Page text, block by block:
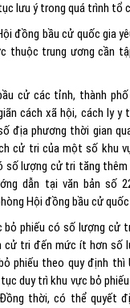
lưu ý trong quá trình tổ
đồng bầu cử quốc gia
thuộc trung ương cần
cử các tỉnh, thành
cách xã hội, cách ly y
địa phương thời gian
cử tri của một số khu
số lượng cử tri tăng
dẫn tại văn bản số
Hội đồng bầu cử
bỏ phiếu có số lượng cử
cử tri đến mức ít hơn
phiếu theo quy định thì
duy trì khu vực bỏ
thời, có thể quyết